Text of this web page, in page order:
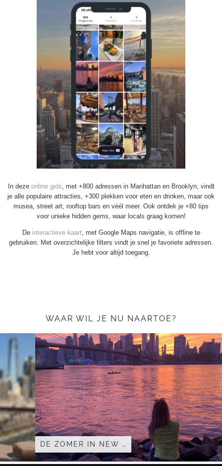
In deze online gids, met +800 adressen in Manhattan en Brooklyn, vindt
je alle populaire attracties, +300 plekken voor eten en drinken, maar ook
musea, street art, rooftop bars en véél meer. Ook ontdek je +80 tips
voor unieke hidden gems, waar locals graag komen!
De interactieve kaart, met Google Maps navigatie, is offline te
gebruiken. Met overzichtelijke filters vindt je snel je favoriete adressen.
Je hebt voor altijd toegang.
WAAR WIL JE NU NAARTOE?
DE ZOMER IN NEW …